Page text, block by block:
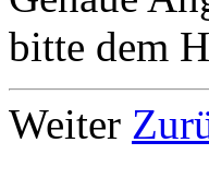
bitte dem
Weiter